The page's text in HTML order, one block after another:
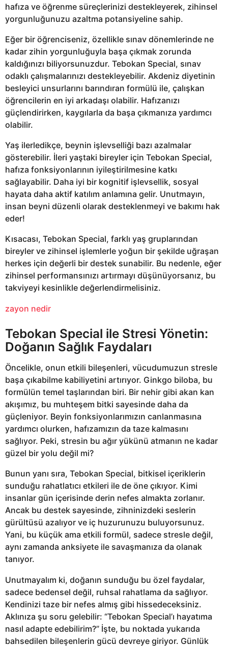
hafıza ve öğrenme süreçlerinizi destekleyerek, zihinsel
yorgunluğunuzu azaltma potansiyeline sahip.
Eğer bir öğrenciseniz, özellikle sınav dönemlerinde ne
kadar zihin yorgunluğuyla başa çıkmak zorunda
kaldığınızı biliyorsunuzdur. Tebokan Special, sınav
odaklı çalışmalarınızı destekleyebilir. Akdeniz diyetinin
besleyici unsurlarını barındıran formülü ile, çalışkan
öğrencilerin en iyi arkadaşı olabilir. Hafızanızı
güçlendirirken, kaygılarla da başa çıkmanıza yardımcı
olabilir.
Yaş ilerledikçe, beynin işlevselliği bazı azalmalar
gösterebilir. İleri yaştaki bireyler için Tebokan Special,
hafıza fonksiyonlarının iyileştirilmesine katkı
sağlayabilir. Daha iyi bir kognitif işlevsellik, sosyal
hayata daha aktif katılım anlamına gelir. Unutmayın,
insan beyni düzenli olarak desteklenmeyi ve bakımı hak
eder!
Kısacası, Tebokan Special, farklı yaş gruplarından
bireyler ve zihinsel işlemlerle yoğun bir şekilde uğraşan
herkes için değerli bir destek sunabilir. Bu nedenle, eğer
zihinsel performansınızı artırmayı düşünüyorsanız, bu
takviyeyi kesinlikle değerlendirmelisiniz.
zayon nedir
Tebokan Special ile Stresi Yönetin:
Doğanın Sağlık Faydaları
Öncelikle, onun etkili bileşenleri, vücudumuzun stresle
başa çıkabilme kabiliyetini artırıyor. Ginkgo biloba, bu
formülün temel taşlarından biri. Bir nehir gibi akan kan
akışımız, bu muhteşem bitki sayesinde daha da
güçleniyor. Beyin fonksiyonlarımızın canlanmasına
yardımcı olurken, hafızamızın da taze kalmasını
sağlıyor. Peki, stresin bu ağır yükünü atmanın ne kadar
güzel bir yolu değil mi?
Bunun yanı sıra, Tebokan Special, bitkisel içeriklerin
sunduğu rahatlatıcı etkileri ile de öne çıkıyor. Kimi
insanlar gün içerisinde derin nefes almakta zorlanır.
Ancak bu destek sayesinde, zihninizdeki seslerin
gürültüsü azalıyor ve iç huzurunuzu buluyorsunuz.
Yani, bu küçük ama etkili formül, sadece stresle değil,
aynı zamanda anksiyete ile savaşmanıza da olanak
tanıyor.
Unutmayalım ki, doğanın sunduğu bu özel faydalar,
sadece bedensel değil, ruhsal rahatlama da sağlıyor.
Kendinizi taze bir nefes almış gibi hissedeceksiniz.
Aklınıza şu soru gelebilir: “Tebokan Special’ı hayatıma
nasıl adapte edebilirim?” İşte, bu noktada yukarıda
bahsedilen bileşenlerin gücü devreye giriyor. Günlük